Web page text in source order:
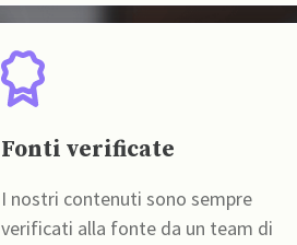
Fonti verificate
I nostri contenuti sono sempre
verificati alla fonte da un team di